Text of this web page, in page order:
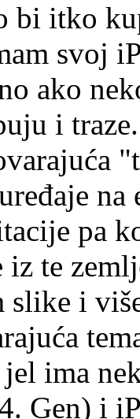
bi itko
svoj
ako
i traze.
pa
iz te
slike i
ima
Gen) i